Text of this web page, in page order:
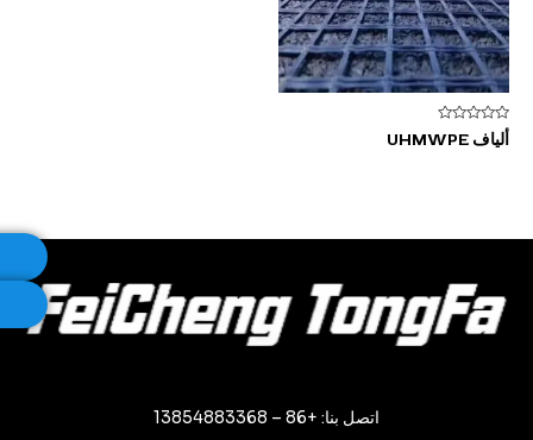
تم
التقييم
ألياف UHMWPE
اتصل بنا: +86 – 13854883368